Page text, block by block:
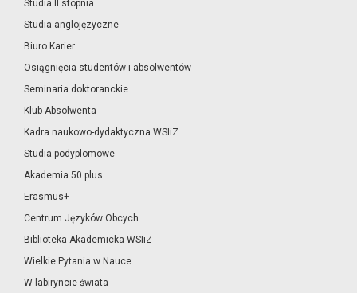
Studia II stopnia
Studia anglojęzyczne
Biuro Karier
Osiągnięcia studentów i absolwentów
Seminaria doktoranckie
Klub Absolwenta
Kadra naukowo-dydaktyczna WSIiZ
Studia podyplomowe
Akademia 50 plus
Erasmus+
Centrum Języków Obcych
Biblioteka Akademicka WSIiZ
Wielkie Pytania w Nauce
W labiryncie świata